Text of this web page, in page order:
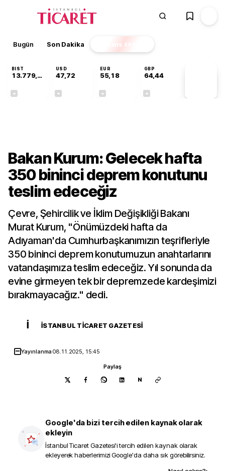
Bugün Son Dakika Finans EKSTRA
BIST
13.779,39
USD
47,72
EUR
55,18
GBP
64,44
Bakan Kurum: Gelecek hafta
350 bininci deprem konutunu
teslim edeceğiz
Çevre, Şehircilik ve İklim Değişikliği Bakanı
Murat Kurum, "Önümüzdeki hafta da
Adıyaman'da Cumhurbaşkanımızın teşrifleriyle
350 bininci deprem konutumuzun anahtarlarını
vatandaşımıza teslim edeceğiz. Yıl sonunda da
evine girmeyen tek bir depremzede kardeşimizi
bırakmayacağız." dedi.
İ İSTANBUL TICARET GAZETESI
Yayınlanma08.11.2025, 15:45
Paylaş
N
Google'da bizi tercih edilen kaynak olarak
ekleyin
İstanbul Ticaret Gazetesi'i tercih edilen kaynak olarak
ekleyerek haberlerimizi Google'da daha sık görebilirsiniz.